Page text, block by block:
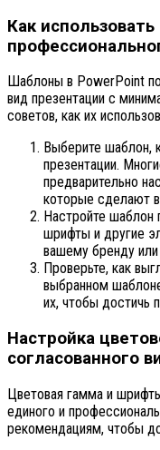
Как
Шаблоны в PowerPoint
вид презентации с
советов, как их
Выберите шаблон,
презентации.
предварительно
которые сделают
Настройте
шрифты и другие
вашему бренду
Проверьте, как
выбранном
их, чтобы достичь
Настройка
согласованного
Цветовая гамма и
единого и
рекомендациям, чтобы